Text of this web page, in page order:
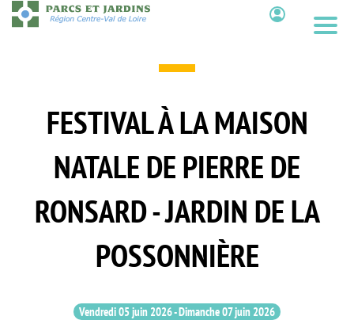
Aller
au
FESTIVAL À LA MAISON
NATALE DE PIERRE DE
RONSARD - JARDIN DE LA
POSSONNIÈRE
Vendredi 05 juin 2026-Dimanche 07 juin 2026